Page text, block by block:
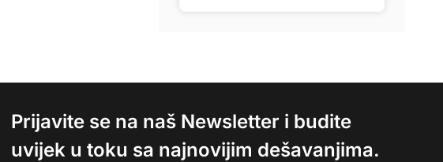
Prijavite se na naš Newsletter i budite
uvijek u toku sa najnovijim dešavanjima.